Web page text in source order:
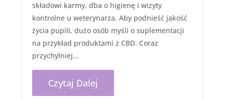
składowi karmy, dba o higienę i wizyty
kontrolne u weterynarza. Aby podnieść jakość
życia pupili, dużo osób myśli o suplementacji
na przykład produktami z CBD. Coraz
przychylniej...
Czytaj Dalej